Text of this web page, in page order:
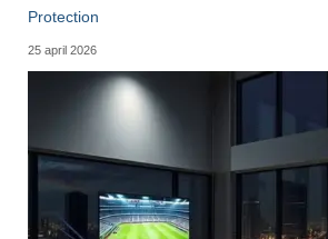
Protection
25 april 2026